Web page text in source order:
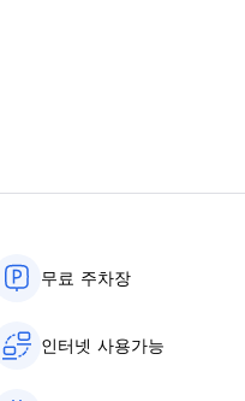
무료 주차장
인터넷 사용가능